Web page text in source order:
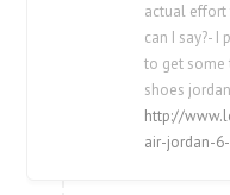
actual effort
can I say?- I
to get some
shoes
http://
air-jordan-